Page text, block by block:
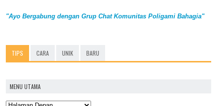
"Ayo Bergabung dengan Grup Chat Komunitas Poligami Bahagia"
TIPS CARA UNIK BARU
MENU UTAMA